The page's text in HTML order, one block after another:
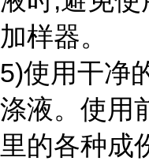
加样器。
5)使用干净
涤液。使用
里的各种成